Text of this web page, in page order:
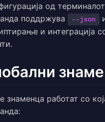
од
поддржува
--json
и интеграција
знаменца работат со